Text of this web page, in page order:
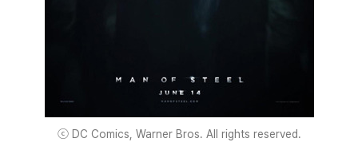
ⓒ DC Comics, Warner Bros. All rights reserved.